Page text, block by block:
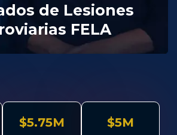
de Lesiones
FELA
$5.75M $5M